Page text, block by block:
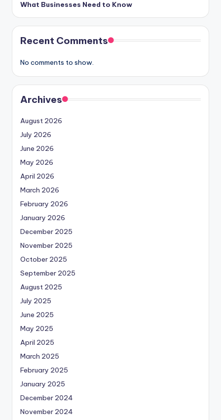
What Businesses Need to Know
Recent Comments
No comments to show.
Archives
August 2026
July 2026
June 2026
May 2026
April 2026
March 2026
February 2026
January 2026
December 2025
November 2025
October 2025
September 2025
August 2025
July 2025
June 2025
May 2025
April 2025
March 2025
February 2025
January 2025
December 2024
November 2024